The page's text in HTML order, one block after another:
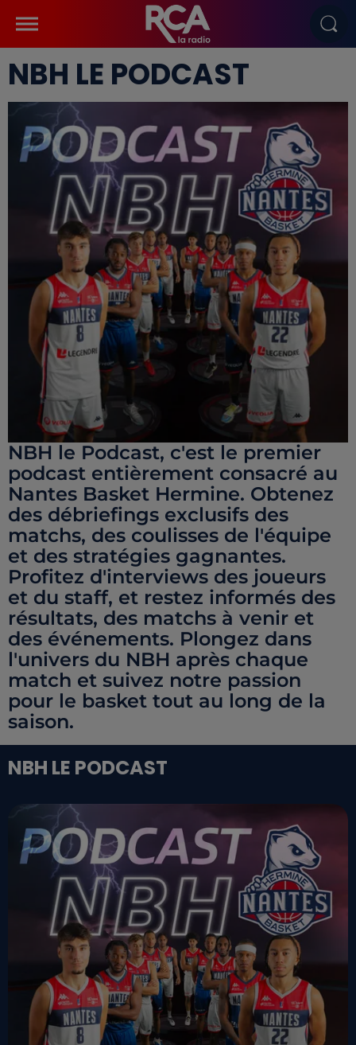
NBH LE PODCAST
NBH le Podcast, c'est le premier
podcast entièrement consacré au
Nantes Basket Hermine. Obtenez
des débriefings exclusifs des
matchs, des coulisses de l'équipe
et des stratégies gagnantes.
Profitez d'interviews des joueurs
et du staff, et restez informés des
résultats, des matchs à venir et
des événements. Plongez dans
l'univers du NBH après chaque
match et suivez notre passion
pour le basket tout au long de la
saison.
NBH LE PODCAST